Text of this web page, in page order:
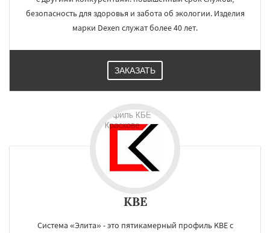
безопасность для здоровья и забота об экологии. Изделия
марки Dexen служат более 40 лет.
ЗАКАЗАТЬ
KBE
Система «Элита» - это пятикамерный профиль KBE с